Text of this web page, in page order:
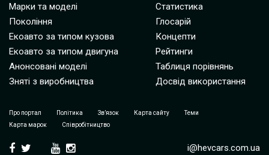
Марки та моделі
Покоління
Екоавто за типом кузова
Екоавто за типом двигуна
Анонсовані моделі
Зняті з виробництва
Статистика
Глосарій
Концепти
Рейтинги
Таблиця порівнянь
Досвід використання
Про портал Політика Зв’язок Карта сайту
Теми
Карта марок
Співробітництво
i@hevcars.com.ua